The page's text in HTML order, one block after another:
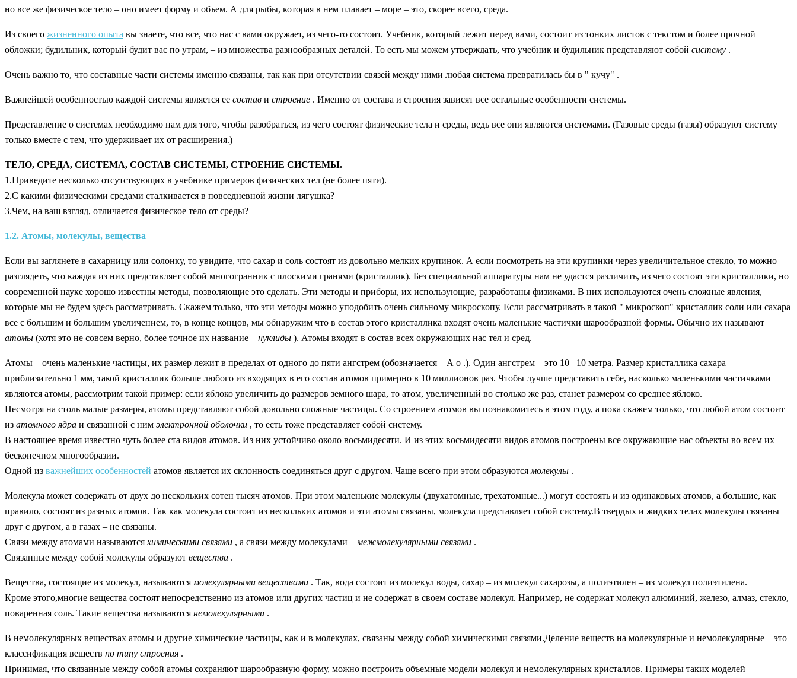
но все же физическое тело – оно имеет форму и объем. А для рыбы, которая в нем плавает – море – это, скорее всего, среда.
Из своего жизненного опыта вы знаете, что все, что нас с вами окружает, из чего-то состоит. Учебник, который лежит перед вами, состоит из тонких листов с текстом и более прочной
обложки; будильник, который будит вас по утрам, – из множества разнообразных деталей. То есть мы можем утверждать, что учебник и будильник представляют собой систему .
Очень важно то, что составные части системы именно связаны, так как при отсутствии связей между ними любая система превратилась бы в " кучу" .
Важнейшей особенностью каждой системы является ее состав и строение . Именно от состава и строения зависят все остальные особенности системы.
Представление о системах необходимо нам для того, чтобы разобраться, из чего состоят физические тела и среды, ведь все они являются системами. (Газовые среды (газы) образуют систему
только вместе с тем, что удерживает их от расширения.)
ТЕЛО, СРЕДА, СИСТЕМА, СОСТАВ СИСТЕМЫ, СТРОЕНИЕ СИСТЕМЫ.
1.Приведите несколько отсутствующих в учебнике примеров физических тел (не более пяти).
2.С какими физическими средами сталкивается в повседневной жизни лягушка?
3.Чем, на ваш взгляд, отличается физическое тело от среды?
1.2. Атомы, молекулы, вещества
Если вы заглянете в сахарницу или солонку, то увидите, что сахар и соль состоят из довольно мелких крупинок. А если посмотреть на эти крупинки через увеличительное стекло, то можно
разглядеть, что каждая из них представляет собой многогранник с плоскими гранями (кристаллик). Без специальной аппаратуры нам не удастся различить, из чего состоят эти кристаллики, но
современной науке хорошо известны методы, позволяющие это сделать. Эти методы и приборы, их использующие, разработаны физиками. В них используются очень сложные явления,
которые мы не будем здесь рассматривать. Скажем только, что эти методы можно уподобить очень сильному микроскопу. Если рассматривать в такой " микроскоп" кристаллик соли или сахара
все с большим и большим увеличением, то, в конце концов, мы обнаружим что в состав этого кристаллика входят очень маленькие частички шарообразной формы. Обычно их называют
атомы (хотя это не совсем верно, более точное их название – нуклиды ). Атомы входят в состав всех окружающих нас тел и сред.
Атомы – очень маленькие частицы, их размер лежит в пределах от одного до пяти ангстрем (обозначается – А o .). Один ангстрем – это 10 –10 метра. Размер кристаллика сахара
приблизительно 1 мм, такой кристаллик больше любого из входящих в его состав атомов примерно в 10 миллионов раз. Чтобы лучше представить себе, насколько маленькими частичками
являются атомы, рассмотрим такой пример: если яблоко увеличить до размеров земного шара, то атом, увеличенный во столько же раз, станет размером со среднее яблоко.
Несмотря на столь малые размеры, атомы представляют собой довольно сложные частицы. Со строением атомов вы познакомитесь в этом году, а пока скажем только, что любой атом состоит
из атомного ядра и связанной с ним электронной оболочки , то есть тоже представляет собой систему.
В настоящее время известно чуть более ста видов атомов. Из них устойчиво около восьмидесяти. И из этих восьмидесяти видов атомов построены все окружающие нас объекты во всем их
бесконечном многообразии.
Одной из важнейших особенностей атомов является их склонность соединяться друг с другом. Чаще всего при этом образуются молекулы .
Молекула может содержать от двух до нескольких сотен тысяч атомов. При этом маленькие молекулы (двухатомные, трехатомные...) могут состоять и из одинаковых атомов, а большие, как
правило, состоят из разных атомов. Так как молекула состоит из нескольких атомов и эти атомы связаны, молекула представляет собой систему.В твердых и жидких телах молекулы связаны
друг с другом, а в газах – не связаны.
Связи между атомами называются химическими связями , а связи между молекулами – межмолекулярными связями .
Связанные между собой молекулы образуют вещества .
Вещества, состоящие из молекул, называются молекулярными веществами . Так, вода состоит из молекул воды, сахар – из молекул сахарозы, а полиэтилен – из молекул полиэтилена.
Кроме этого,многие вещества состоят непосредственно из атомов или других частиц и не содержат в своем составе молекул. Например, не содержат молекул алюминий, железо, алмаз, стекло,
поваренная соль. Такие вещества называются немолекулярными .
В немолекулярных веществах атомы и другие химические частицы, как и в молекулах, связаны между собой химическими связями.Деление веществ на молекулярные и немолекулярные – это
классификация веществ по типу строения .
Принимая, что связанные между собой атомы сохраняют шарообразную форму, можно построить объемные модели молекул и немолекулярных кристаллов. Примеры таких моделей